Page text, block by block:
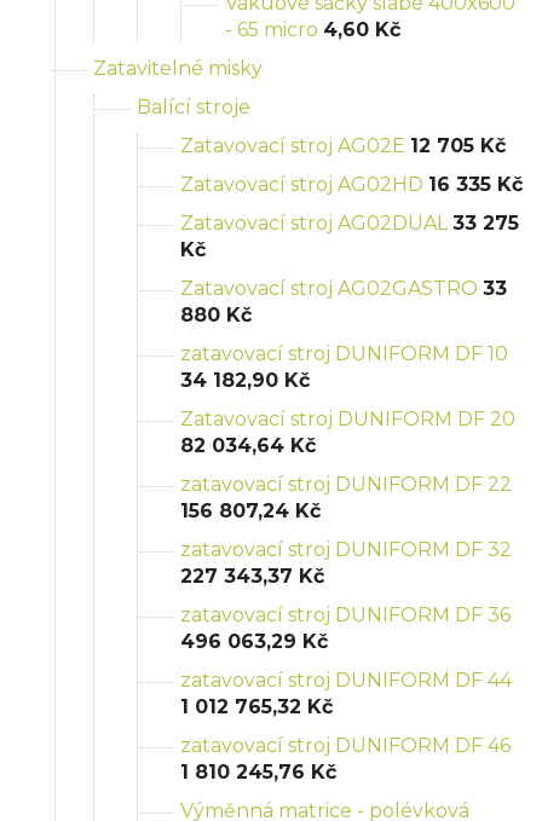
- 65 micro 4,60 Kč
Zatavitelné misky
Balící stroje
Zatavovací stroj AG02E 12 705 Kč
Zatavovací stroj AG02HD 16 335 Kč
Zatavovací stroj AG02DUAL 33 275
Kč
Zatavovací stroj AG02GASTRO 33
880 Kč
zatavovací stroj DUNIFORM DF 10
34 182,90 Kč
Zatavovací stroj DUNIFORM DF 20
82 034,64 Kč
zatavovací stroj DUNIFORM DF 22
156 807,24 Kč
zatavovací stroj DUNIFORM DF 32
227 343,37 Kč
zatavovací stroj DUNIFORM DF 36
496 063,29 Kč
zatavovací stroj DUNIFORM DF 44
1 012 765,32 Kč
zatavovací stroj DUNIFORM DF 46
1 810 245,76 Kč
Výměnná matrice - polévková